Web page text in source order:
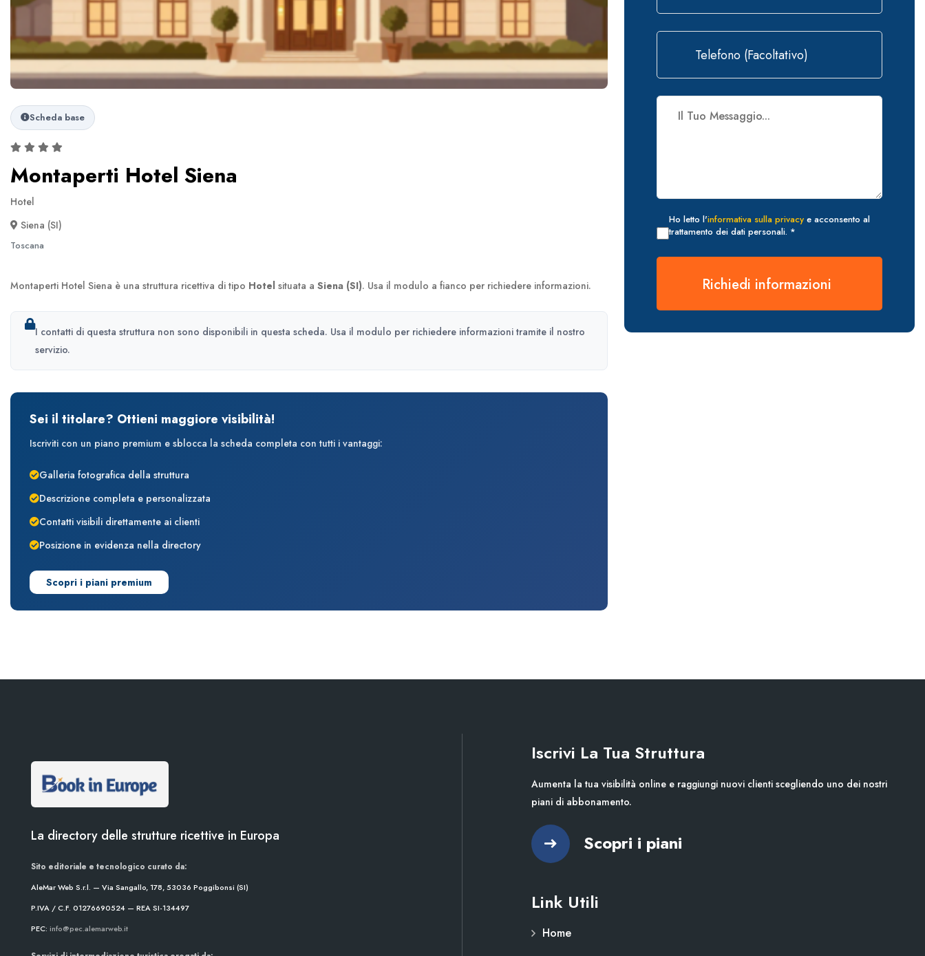
Scheda base
Montaperti Hotel Siena
Hotel
Siena (SI)
Toscana
Montaperti Hotel Siena è una struttura ricettiva di tipo Hotel situata a Siena (SI). Usa il modulo a fianco per richiedere informazioni.
I contatti di questa struttura non sono disponibili in questa scheda. Usa il modulo per richiedere informazioni tramite il nostro
servizio.
Sei il titolare? Ottieni maggiore visibilità!
Iscriviti con un piano premium e sblocca la scheda completa con tutti i vantaggi:
Galleria fotografica della struttura
Descrizione completa e personalizzata
Contatti visibili direttamente ai clienti
Posizione in evidenza nella directory
Scopri i piani premium
Ho letto l'informativa sulla privacy e acconsento al
trattamento dei dati personali. *
Richiedi informazioni
La directory delle strutture ricettive in Europa
Sito editoriale e tecnologico curato da:
AleMar Web S.r.l. — Via Sangallo, 178, 53036 Poggibonsi (SI)
P.IVA / C.F. 01276690524 — REA SI-134497
PEC: info@pec.alemarweb.it
Iscrivi La Tua Struttura
Aumenta la tua visibilità online e raggiungi nuovi clienti scegliendo uno dei nostri
piani di abbonamento.
Scopri i piani
Link Utili
Home